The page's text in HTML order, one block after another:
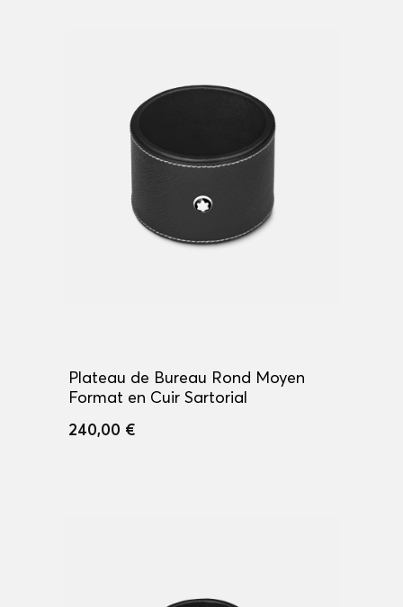
Plateau de Bureau Rond Moyen
Format en Cuir Sartorial
240,00 €